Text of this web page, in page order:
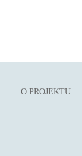
O PROJEKTU